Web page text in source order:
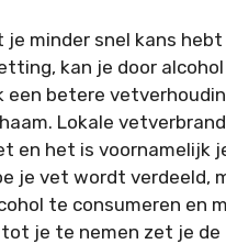
je minder snel kans hebt
kan je door
een betere
Lokale
en het is voornamelijk
je vet wordt verdeeld,
te consumeren en
je te nemen zet je de